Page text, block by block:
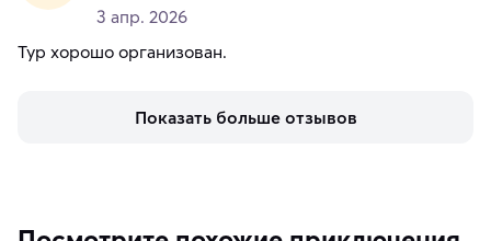
3 апр. 2026
Тур хорошо организован.
Показать больше отзывов